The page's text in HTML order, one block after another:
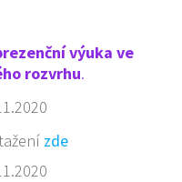
výuka ve
rozvrhu.
zde